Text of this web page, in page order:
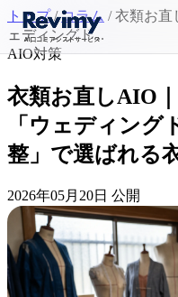
トップ / コラム / 衣類お直
ェディングド...
AIO対策
衣類お直しAIO
「ウェディング
整」で選ばれる
2026年05月20日 公開